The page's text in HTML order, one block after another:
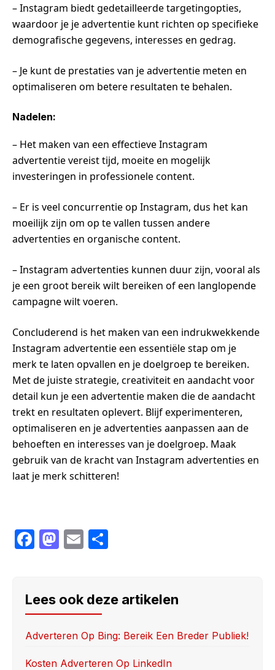
– Instagram biedt gedetailleerde targetingopties,
waardoor je je advertentie kunt richten op specifieke
demografische gegevens, interesses en gedrag.
– Je kunt de prestaties van je advertentie meten en
optimaliseren om betere resultaten te behalen.
Nadelen:
– Het maken van een effectieve Instagram
advertentie vereist tijd, moeite en mogelijk
investeringen in professionele content.
– Er is veel concurrentie op Instagram, dus het kan
moeilijk zijn om op te vallen tussen andere
advertenties en organische content.
– Instagram advertenties kunnen duur zijn, vooral als
je een groot bereik wilt bereiken of een langlopende
campagne wilt voeren.
Concluderend is het maken van een indrukwekkende
Instagram advertentie een essentiële stap om je
merk te laten opvallen en je doelgroep te bereiken.
Met de juiste strategie, creativiteit en aandacht voor
detail kun je een advertentie maken die de aandacht
trekt en resultaten oplevert. Blijf experimenteren,
optimaliseren en je advertenties aanpassen aan de
behoeften en interesses van je doelgroep. Maak
gebruik van de kracht van Instagram advertenties en
laat je merk schitteren!
F
e
b
o
o
M
o
d
o
n
E
e
Lees ook deze artikelen
Adverteren Op Bing: Bereik Een Breder Publiek!
Kosten Adverteren Op LinkedIn